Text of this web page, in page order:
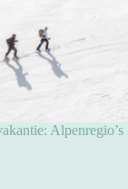
Alpenregio’s